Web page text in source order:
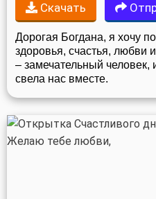
Скачать
Дорогая Богдана, я хочу
здоровья, счастья, любви
– замечательный человек,
свела нас вместе.